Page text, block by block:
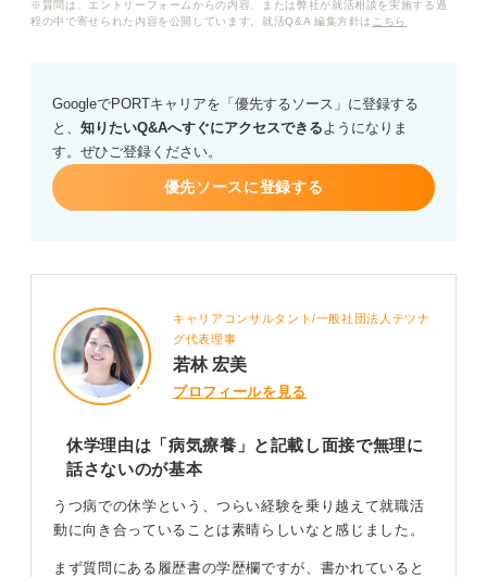
向きに伝えたいのですが、どう表現すれば安心感を与え
※質問は、エントリーフォームからの内容、または弊社が就活相談を実施する過
程の中で寄せられた内容を公開しています。就活Q&A 編集方針は こちら
GoogleでPORTキャリアを「優先するソース」に登録する
と、 知りたいQ&Aへすぐにアクセスできるようになりま
す。ぜひご登録ください。
優先ソースに登録する
キャリアコンサルタント/一般社団法人テツナ
グ代表理事
若林 宏美
プロフィールを見る
休学理由は「病気療養」と記載し面接で無理に
話さないのが基本
うつ病での休学という、つらい経験を乗り越えて就職活
動に向き合っていることは素晴らしいなと感じました。
まず質問にある履歴書の学歴欄ですが、書かれていると